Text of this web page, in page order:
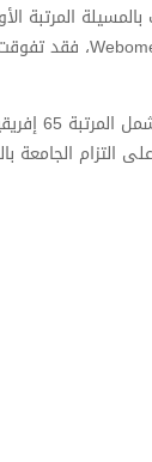
المرتبة
على التزام